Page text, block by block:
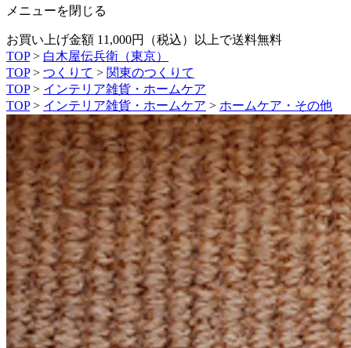
メニューを閉じる
お買い上げ金額 11,000円（税込）以上で送料無料
TOP> 白木屋伝兵衛（東京）
TOP > つくりて > 関東のつくりて
TOP > インテリア雑貨・ホームケア
TOP > インテリア雑貨・ホームケア > ホームケア・その他